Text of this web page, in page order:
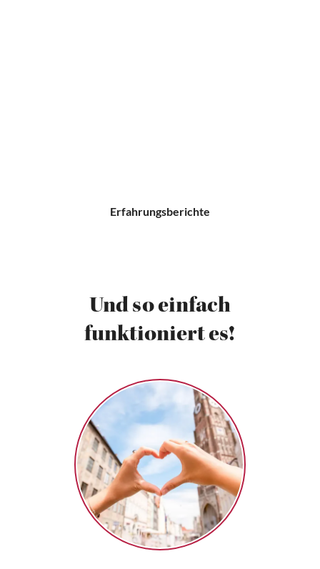
Erfahrungsberichte
Und so einfach
funktioniert es!